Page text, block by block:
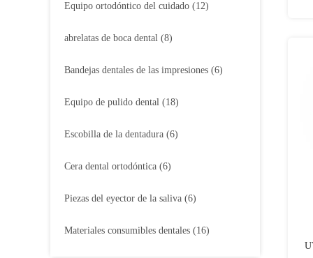
Equipo ortodóntico del cuidado (12)
abrelatas de boca dental (8)
Bandejas dentales de las impresiones (6)
Equipo de pulido dental (18)
Escobilla de la dentadura (6)
Cera dental ortodóntica (6)
Piezas del eyector de la saliva (6)
Materiales consumibles dentales (16)